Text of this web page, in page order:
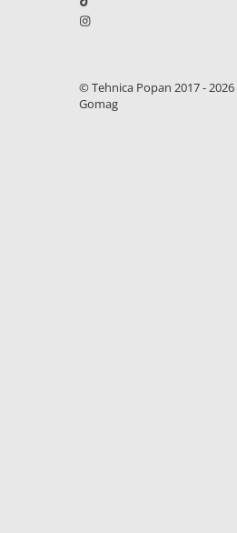
1.6.5. Întrerupătoare
1.6.7. Diverse
© Tehnica Popan 2017 - 2026
Gomag